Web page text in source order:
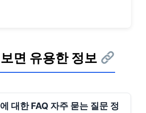
면 유용한 정보
대한 FAQ 자주 묻는 질문 정